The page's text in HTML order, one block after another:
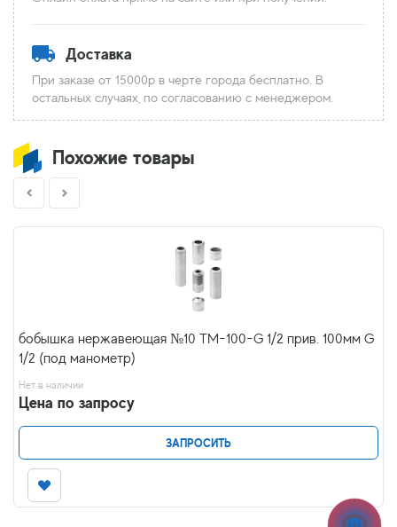
Доставка
При заказе от 15000р в черте города бесплатно. В
остальных случаях, по согласованию с менеджером.
Похожие товары
бобышка нержавеющая №10 ТМ-100-G 1/2 прив. 100мм G
1/2 (под манометр)
Нет в наличии
Цена по запросу
ЗАПРОСИТЬ